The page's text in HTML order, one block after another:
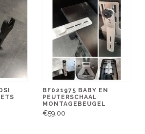
BF021975 BABY EN
PEUTERSCHAAL
MONTAGEBEUGEL
€59,00